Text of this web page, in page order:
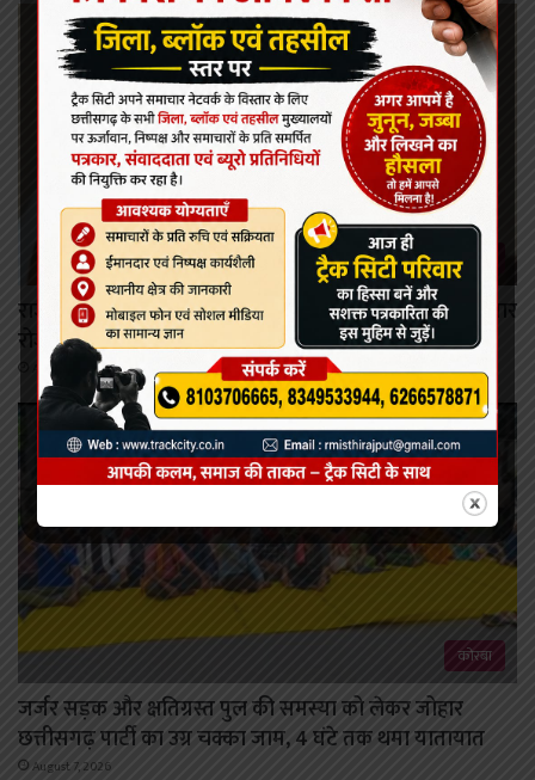
रायपुर
राजनांदगांव में बनेगा इलेक्ट्रॉनिक्स मैन्युफैक्चरिंग क्लस्टर, 9 हजार
रोजगार मिलेंगे
August 7, 2026
कोरबा
जर्जर सड़क और क्षतिग्रस्त पुल की समस्या को लेकर जोहार
छत्तीसगढ़ पार्टी का उग्र चक्का जाम, 4 घंटे तक थमा यातायात
August 7, 2026